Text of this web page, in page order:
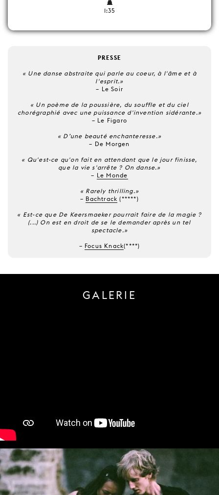
1:35
PRESSE
« Une danse abstraite qui parle au coeur, à l'âme et à
l'esprit.»
– Le Soir
« Un poème de la poussière, du souffle et du ciel
chorégraphié avec une puissance d'invention sidérante.»
– Le Figaro
« D’une beauté enchanteresse.»
– De Morgen
« Qu'est-ce qu'on fait en attendant que le jour finisse,
que la vie s'arrête ? On danse.»
– Le Monde
« Rarely thrilling.»
– Bachtrack (*****)
« Est-ce que De Keersmaeker pourrait faire de la magie ?
(...) On est en droit de se le demander après un tel
spectacle.»
– Focus Knack(****)
GALERIE